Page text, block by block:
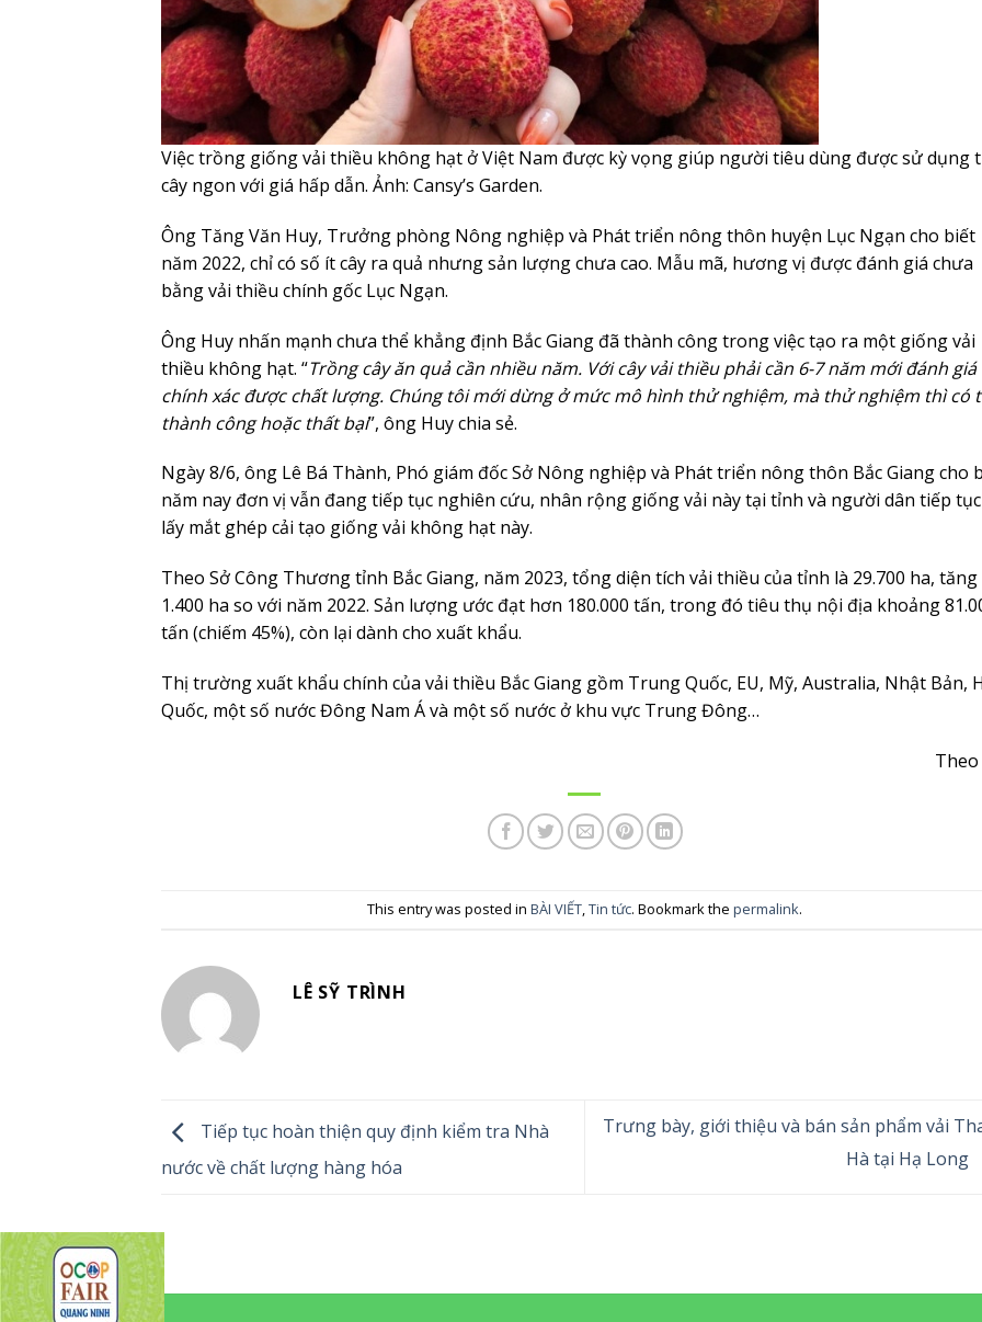
Việc trồng giống vải thiều không hạt ở Việt Nam được kỳ vọng giúp người tiêu dùng được sử dụng
cây ngon với giá hấp dẫn. Ảnh: Cansy’s Garden.
Ông Tăng Văn Huy, Trưởng phòng Nông nghiệp và Phát triển nông thôn huyện Lục Ngạn cho biết
năm 2022, chỉ có số ít cây ra quả nhưng sản lượng chưa cao. Mẫu mã, hương vị được đánh giá chưa
bằng vải thiều chính gốc Lục Ngạn.
Ông Huy nhấn mạnh chưa thể khẳng định Bắc Giang đã thành công trong việc tạo ra một giống vải
thiều không hạt. “Trồng cây ăn quả cần nhiều năm. Với cây vải thiều phải cần 6-7 năm mới đánh giá
chính xác được chất lượng. Chúng tôi mới dừng ở mức mô hình thử nghiệm, mà thử nghiệm thì có
thành công hoặc thất bại”, ông Huy chia sẻ.
Ngày 8/6, ông Lê Bá Thành, Phó giám đốc Sở Nông nghiệp và Phát triển nông thôn Bắc Giang cho
năm nay đơn vị vẫn đang tiếp tục nghiên cứu, nhân rộng giống vải này tại tỉnh và người dân tiếp tục
lấy mắt ghép cải tạo giống vải không hạt này.
Theo Sở Công Thương tỉnh Bắc Giang, năm 2023, tổng diện tích vải thiều của tỉnh là 29.700 ha, tăng
1.400 ha so với năm 2022. Sản lượng ước đạt hơn 180.000 tấn, trong đó tiêu thụ nội địa khoảng
tấn (chiếm 45%), còn lại dành cho xuất khẩu.
Thị trường xuất khẩu chính của vải thiều Bắc Giang gồm Trung Quốc, EU, Mỹ, Australia, Nhật Bản,
Quốc, một số nước Đông Nam Á và một số nước ở khu vực Trung Đông…
Theo
This entry was posted in BÀI VIẾT,Tin tức. Bookmark the permalink.
LÊ SỸ TRÌNH
Tiếp tục hoàn thiện quy định kiểm tra Nhà
nước về chất lượng hàng hóa
Trưng bày, giới thiệu và bán sản phẩm vải
Hà tại Hạ Long